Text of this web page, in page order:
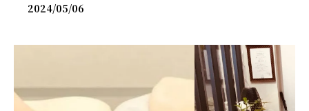
2024/05/06